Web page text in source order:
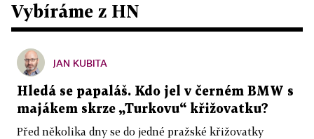
Vybíráme z HN
JAN KUBITA
Hledá se papaláš. Kdo jel v černém BMW s
majákem skrze „Turkovu“ křižovatku?
Před několika dny se do jedné pražské křižovatky